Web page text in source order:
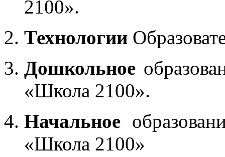
2100».
Технологии
Дошкольное
«Школа 2100».
Начальное
«Школа 2100»